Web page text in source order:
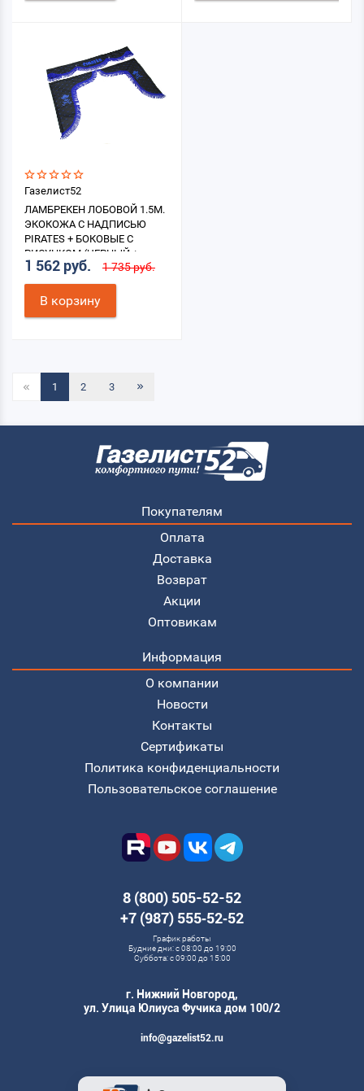
Газелист52
ЛАМБРЕКЕН ЛОБОВОЙ 1.5М.
ЭКОКОЖА С НАДПИСЬЮ
PIRATES + БОКОВЫЕ С
РИСУНКОМ (ЧЕРНЫЙ +
СИНЯЯ БАХРОМА)
1 562 руб. 1 735 руб.
В корзину
1 2 3
Покупателям
Оплата
Доставка
Возврат
Акции
Оптовикам
Информация
О компании
Новости
Контакты
Сертификаты
Политика конфиденциальности
Пользовательское соглашение
8 (800) 505-52-52
+7 (987) 555‑52‑52
График работы
Будние дни: с 08:00 до 19:00
Суббота: с 09:00 до 15:00
г. Нижний Новгород,
ул. Улица Юлиуса Фучика дом 100/2
info@gazelist52.ru